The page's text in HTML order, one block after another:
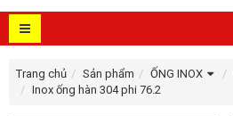
Trang chủ Sản phẩm ỐNG INOX
Inox ống hàn 304 phi 76.2